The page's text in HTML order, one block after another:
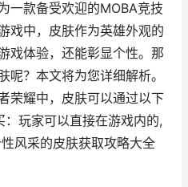
一款备受欢迎的MOBA竞技
戏中，皮肤作为英雄外观的
戏体验，还能彰显个性。那
呢？本文将为您详细解析。
荣耀中，皮肤可以通过以下
：玩家可以直接在游戏内的,
风采的皮肤获取攻略大全